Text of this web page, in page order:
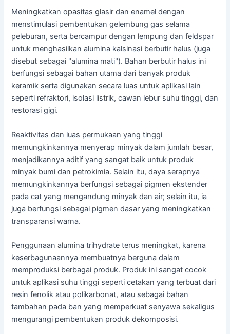
Meningkatkan opasitas glasir dan enamel dengan
menstimulasi pembentukan gelembung gas selama
peleburan, serta bercampur dengan lempung dan feldspar
untuk menghasilkan alumina kalsinasi berbutir halus (juga
disebut sebagai "alumina mati"). Bahan berbutir halus ini
berfungsi sebagai bahan utama dari banyak produk
keramik serta digunakan secara luas untuk aplikasi lain
seperti refraktori, isolasi listrik, cawan lebur suhu tinggi, dan
restorasi gigi.
Reaktivitas dan luas permukaan yang tinggi
memungkinkannya menyerap minyak dalam jumlah besar,
menjadikannya aditif yang sangat baik untuk produk
minyak bumi dan petrokimia. Selain itu, daya serapnya
memungkinkannya berfungsi sebagai pigmen ekstender
pada cat yang mengandung minyak dan air; selain itu, ia
juga berfungsi sebagai pigmen dasar yang meningkatkan
transparansi warna.
Penggunaan alumina trihydrate terus meningkat, karena
keserbagunaannya membuatnya berguna dalam
memproduksi berbagai produk. Produk ini sangat cocok
untuk aplikasi suhu tinggi seperti cetakan yang terbuat dari
resin fenolik atau polikarbonat, atau sebagai bahan
tambahan pada ban yang memperkuat senyawa sekaligus
mengurangi pembentukan produk dekomposisi.